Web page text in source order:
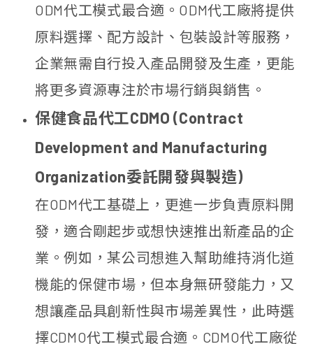
ODM代工模式最合適。ODM代工廠將提供
原料選擇、配方設計、包裝設計等服務，
企業無需自行投入產品開發及生產，更能
將更多資源專注於市場行銷與銷售。
保健食品代工CDMO (Contract
Development and Manufacturing
Organization委託開發與製造)
在ODM代工基礎上，更進一步負責原料開
發，適合剛起步或想快速推出新產品的企
業。例如，某公司想進入幫助維持消化道
機能的保健市場，但本身無研發能力，又
想讓產品具創新性與市場差異性，此時選
擇CDMO代工模式最合適。CDMO代工廠從